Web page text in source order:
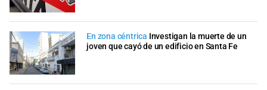
En zona céntrica Investigan la muerte de un
joven que cayó de un edificio en Santa Fe